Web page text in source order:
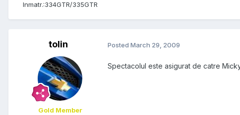
Inmatr.:334GTR/335GTR
tolin
Gold Member
Posted March 29, 2009
Spectacolul este asigurat de catre